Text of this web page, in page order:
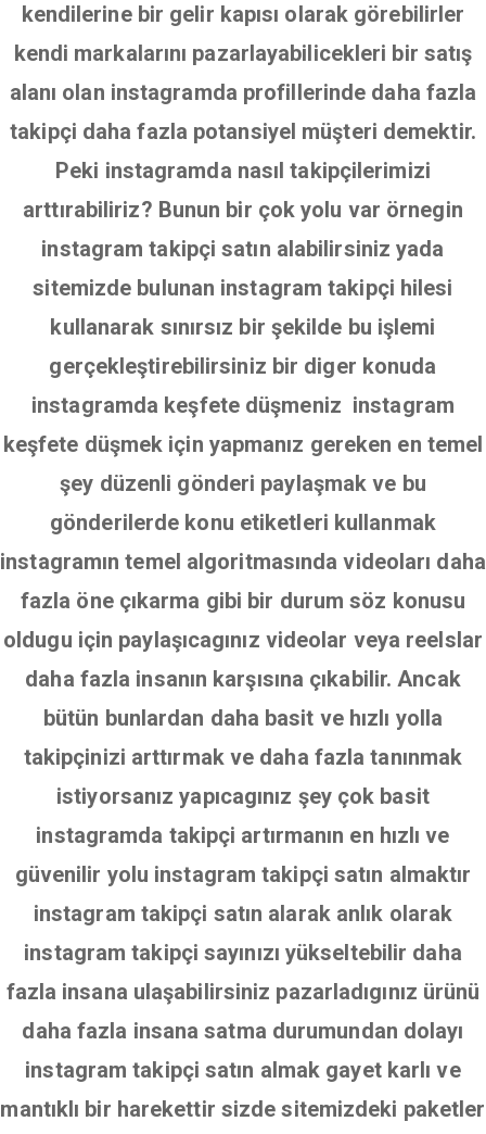
kendilerine bir gelir kapısı olarak görebilirler
kendi markalarını pazarlayabilicekleri bir satış
alanı olan instagramda profillerinde daha fazla
takipçi daha fazla potansiyel müşteri demektir.
Peki instagramda nasıl takipçilerimizi
arttırabiliriz? Bunun bir çok yolu var örnegin
instagram takipçi satın alabilirsiniz yada
sitemizde bulunan instagram takipçi hilesi
kullanarak sınırsız bir şekilde bu işlemi
gerçekleştirebilirsiniz bir diger konuda
instagramda keşfete düşmeniz instagram
keşfete düşmek için yapmanız gereken en temel
şey düzenli gönderi paylaşmak ve bu
gönderilerde konu etiketleri kullanmak
instagramın temel algoritmasında videoları daha
fazla öne çıkarma gibi bir durum söz konusu
oldugu için paylaşıcagınız videolar veya reelslar
daha fazla insanın karşısına çıkabilir. Ancak
bütün bunlardan daha basit ve hızlı yolla
takipçinizi arttırmak ve daha fazla tanınmak
istiyorsanız yapıcagınız şey çok basit
instagramda takipçi artırmanın en hızlı ve
güvenilir yolu instagram takipçi satın almaktır
instagram takipçi satın alarak anlık olarak
instagram takipçi sayınızı yükseltebilir daha
fazla insana ulaşabilirsiniz pazarladıgınız ürünü
daha fazla insana satma durumundan dolayı
instagram takipçi satın almak gayet karlı ve
mantıklı bir harekettir sizde sitemizdeki paketler